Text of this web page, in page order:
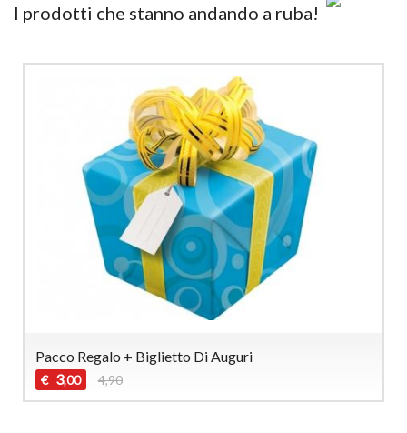
I prodotti che stanno andando a ruba!
Pacco Regalo + Biglietto Di Auguri
€ 3,00 4,90